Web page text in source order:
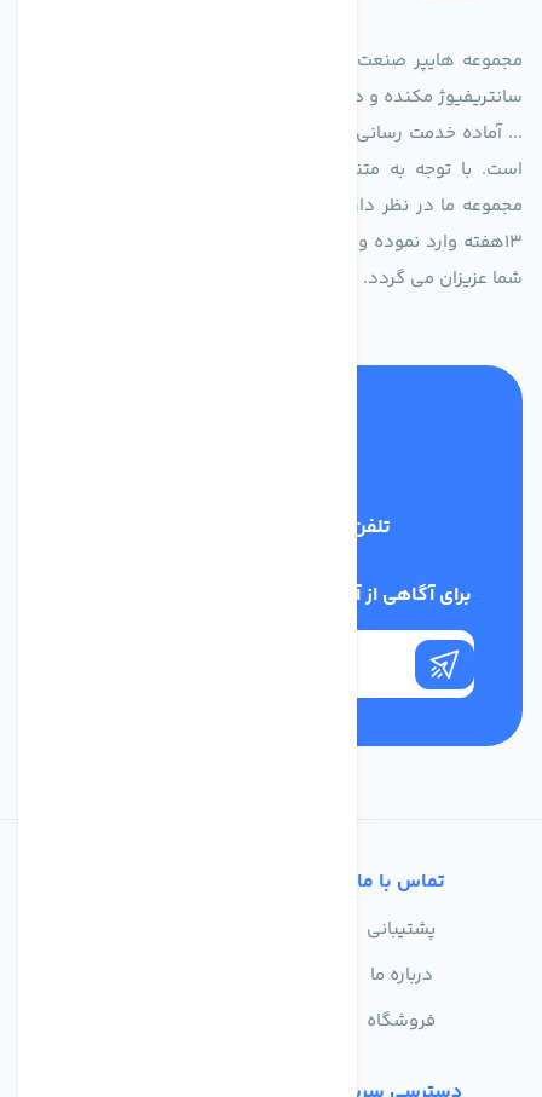
مجموعه هایپر صنعت ایران در امر تولید و واردات انواع فن های
سانتریفیوژ مکنده و دمنده آکسیال، سقفی، بین کانالی، مرغداری و
... آماده خدمت رسانی به شرکت های تولیدی، صنعتی و ساختمانی
است. با توجه به متنوع بودن فن های تولیدی کمپانی اروپایی
مجموعه ما در نظر دارد کالاهای تخصصی شما عزیزان رو در صرف
13هفته وارد نموده و این عمر باعث صرفه جویی در هزینه و زمان
شما عزیزان می گردد.
تلفن پشتیبانی
برای آگاهی از آخرین اخبار در خبرنامه ما عضو شوید
تماس با ما
پشتیبانی
درباره ما
فروشگاه